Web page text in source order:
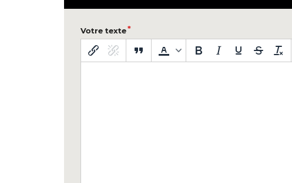
Votre texte